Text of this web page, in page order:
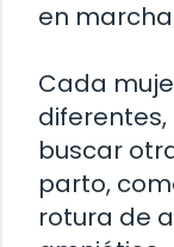
en
Cada
buscar
parto,
rotura de